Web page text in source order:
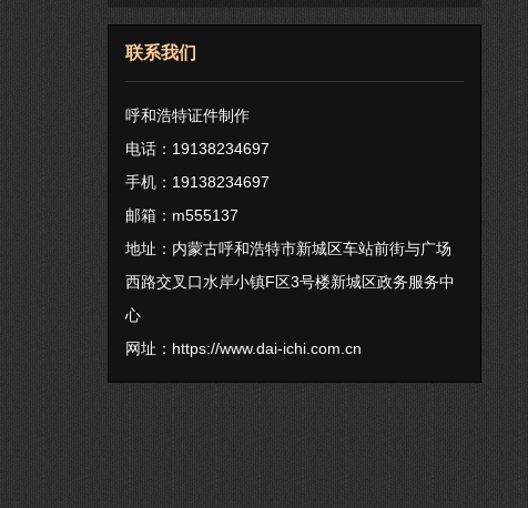
联系我们
呼和浩特证件制作
电话：19138234697
手机：19138234697
邮箱：m555137
地址：内蒙古呼和浩特市新城区车站前街与广场
西路交叉口水岸小镇F区3号楼新城区政务服务中
心
网址： https://www.dai-ichi.com.cn